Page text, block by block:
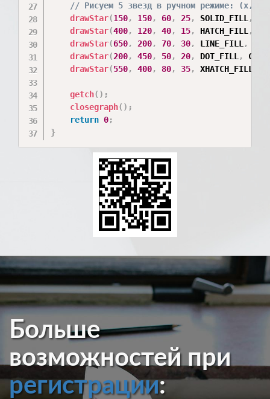
// Рисуем 5 звезд в ручном режиме: (x, y,
drawStar(150, 150, 60, 25, SOLID_FILL ,
drawStar(400, 120, 40, 15, HATCH_FILL ,
drawStar(650, 200, 70, 30, LINE_FILL ,
drawStar(200, 450, 50, 20, DOT_FILL , CYAN
drawStar(550, 400, 80, 35, XHATCH_FILL
getch( ) ;
closegraph( ) ;
return 0;
}
Больше
возможностей при
регистрации: